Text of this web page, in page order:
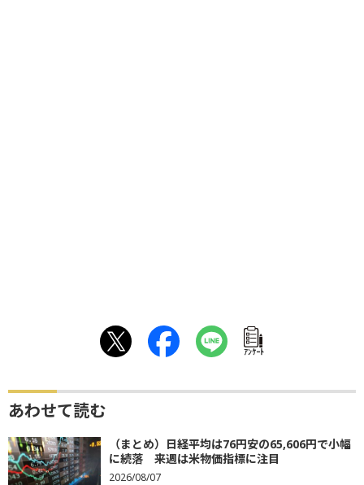
ｱﾝｹｰﾄ
あわせて読む
（まとめ）日経平均は76円安の65,606円で小幅
に続落 来週は米物価指標に注目
2026/08/07